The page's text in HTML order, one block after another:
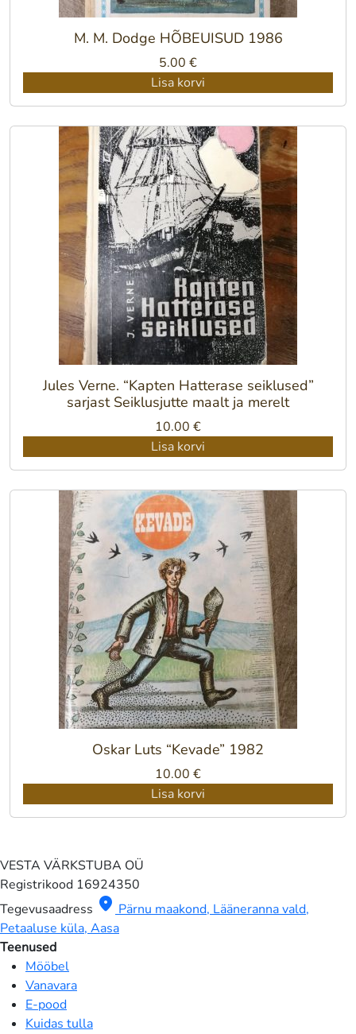
M. M. Dodge HÕBEUISUD 1986
5.00 €
Lisa korvi
Jules Verne. “Kapten Hatterase seiklused”
sarjast Seiklusjutte maalt ja merelt
10.00 €
Lisa korvi
Oskar Luts “Kevade” 1982
10.00 €
Lisa korvi
VESTA VÄRKSTUBA OÜ
Registrikood 16924350
Tegevusaadress location_on Pärnu maakond, Lääneranna vald,
Petaaluse küla, Aasa
Teenused
Mööbel
Vanavara
E-pood
Kuidas tulla